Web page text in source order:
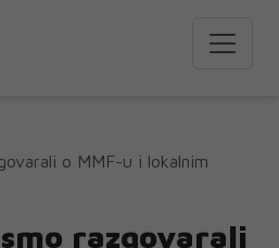
o MMF-u i lokalnim
razgovarali